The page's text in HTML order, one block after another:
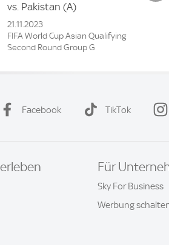
vs. Pakistan (A)
21.11.2023
FIFA World Cup Asian Qualifying
Second Round Group G
Facebook TikTok
Für
Sky For Business
Werbung